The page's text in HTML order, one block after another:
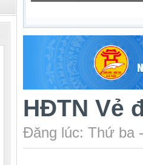
HĐTN Vẻ
Đăng lúc: Thứ ba